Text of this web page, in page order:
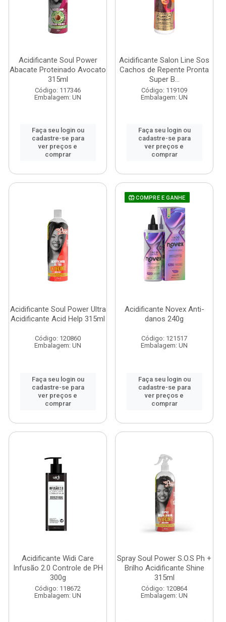
Acidificante Soul Power
Abacate Proteinado Avocato
315ml
Código: 117346
Embalagem: UN
Faça seu login ou
cadastre-se para
ver preços e
comprar
Acidificante Salon Line Sos
Cachos de Repente Pronta
Super B...
Código: 119109
Embalagem: UN
Faça seu login ou
cadastre-se para
ver preços e
comprar
Acidificante Soul Power Ultra
Acidificante Acid Help 315ml
Código: 120860
Embalagem: UN
Faça seu login ou
cadastre-se para
ver preços e
comprar
COMPRE E GANHE
Acidificante Novex Anti-
danos 240g
Código: 121517
Embalagem: UN
Faça seu login ou
cadastre-se para
ver preços e
comprar
Acidificante Widi Care
Infusão 2.0 Controle de PH
300g
Código: 118672
Embalagem: UN
Spray Soul Power S.O.S Ph +
Brilho Acidificante Shine
315ml
Código: 120864
Embalagem: UN